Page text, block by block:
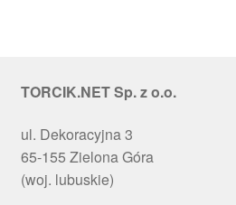
TORCIK.NET Sp. z o.o.
ul. Dekoracyjna 3
65-155 Zielona Góra
(woj. lubuskie)